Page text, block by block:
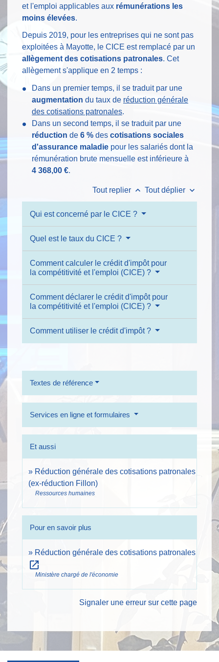
et l'emploi applicables aux rémunérations les
moins élevées.
Depuis 2019, pour les entreprises qui ne sont pas
exploitées à Mayotte, le CICE est remplacé par un
allègement des cotisations patronales. Cet
allègement s'applique en 2 temps :
Dans un premier temps, il se traduit par une
augmentation du taux de réduction générale
des cotisations patronales.
Dans un second temps, il se traduit par une
réduction de 6 % des cotisations sociales
d'assurance maladie pour les salariés dont la
rémunération brute mensuelle est inférieure à
4 368,00 €.
Tout replier keyboard_arrow_up Tout déplier keyboard_arrow_down
Qui est concerné par le CICE ?
Quel est le taux du CICE ?
Comment calculer le crédit d'impôt pour
la compétitivité et l'emploi (CICE) ?
Comment déclarer le crédit d'impôt pour
la compétitivité et l'emploi (CICE) ?
Comment utiliser le crédit d'impôt ?
Textes de référence
Services en ligne et formulaires
Et aussi
Réduction générale des cotisations patronales
(ex-réduction Fillon)
Ressources humaines
Pour en savoir plus
Réduction générale des cotisations patronales
open_in_new
Ministère chargé de l'économie
Signaler une erreur sur cette page